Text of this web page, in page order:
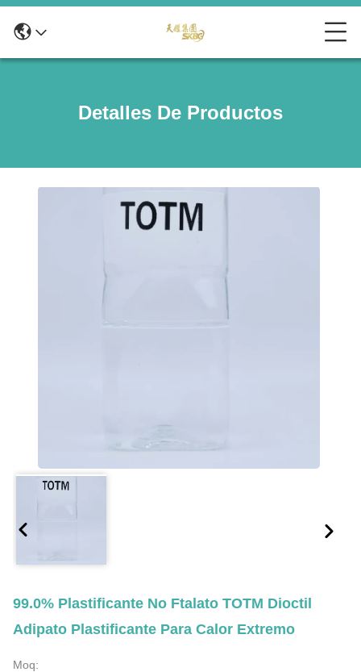
Detalles De Productos
99.0% Plastificante No Ftalato TOTM Dioctil
Adipato Plastificante Para Calor Extremo
Moq: